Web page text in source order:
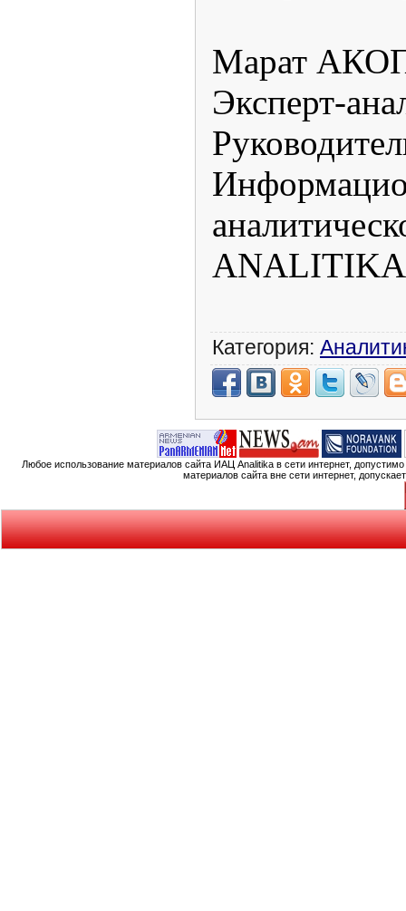
Марат
Эксперт-
Категория:
Любое использование материалов сайта ИАЦ Analitika в сети интернет,
материалов сайта вне сети интернет,